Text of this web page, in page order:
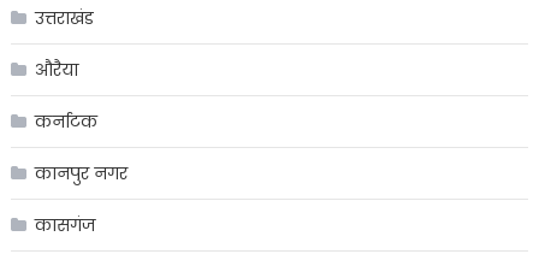
उत्तराखंड
औरैया
कर्नाटक
कानपुर नगर
कासगंज